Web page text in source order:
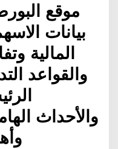
موقع
بيانات
المالية
والقواعد
والأحداث